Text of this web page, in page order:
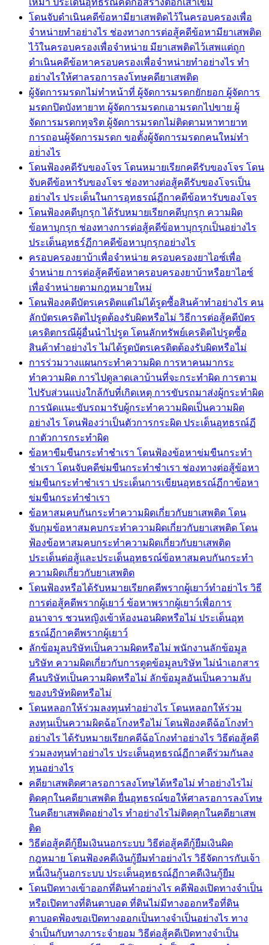
โดนจับดำเนินคดีข้อหามียาเสพติดไว้ในครอบครองเพื่อ
จำหน่ายทำอย่างไร ช่องทางการต่อสู้คดีข้อหามียาเสพติด
ไว้ในครอบครองเพื่อจำหน่าย มียาเสพติดไว้เสพแต่ถูก
ดำเนินคดีข้อหาครอบครองเพื่อจำหน่ายทำอย่างไร ทำ
อย่างไรให้ศาลรอการลงโทษคดียาเสพติด
ผู้จัดการมรดกไม่ทำหน้าที่ ผู้จัดการมรดกยักยอก ผู้จัดการ
มรดกปิดบังทายาท ผู้จัดการมรดกเอามรดกไปขาย ผู้
จัดการมรดกทุจริต ผู้จัดการมรดกไม่ติดตามหาทายาท
การถอนผู้จัดการมรดก ขอตั้งผู้จัดการมรดกคนใหม่ทำ
อย่่างไร
โดนฟ้องคดีรับของโจร โดนหมายเรียกคดีรับของโจร โดน
จับคดีข้อหารับของโจร ช่องทางต่อสู้คดีรับของโจรเป็น
อย่างไร ประเด็นในการอุทธรณ์ฏีกาคดีข้อหารับของโจร
โดนฟ้องคดีบุกรุก ได้รับหมายเรียกคดีบุกรุก ความผิด
ข้อหาบุกรุก ช่องทางการต่อสู้คดีข้อหาบุกรุกเป็นอย่างไร
ประเด็นอุทธร์ฏีกาคดีข้อหาบุกรุกอย่างไร
ครอบครองยาบ้าเพื่อจำหน่าย ครอบครองยาไอซ์เพื่อ
จำหน่าย การต่อสู้คดีข้อหาครอบครองยาบ้าหรือยาไอซ์
เพื่อจำหน่ายตามกฎหมายใหม่
โดนฟ้องคดีบัตรเครดิตแต่ไม่ได้รูดซื้อสินค้าทำอย่างไร คน
ลักบัตรเครดิตไปรูดต้องรับผิดหรือไม่ วิธีการต่อสู้คดีบัตร
เครดิตกรณีผู้อื่นนำไปรูด โดนลักทรัพย์เครดิตไปรูดซื้อ
สินค้าทำอย่างไร ไม่ได้รูดบัตรเครดิตต้องรับผิดหรือไม่
การร่วมวางแผนกระทำความผิด การหาคนมากระ
ทำความผิด การไปดูลาดเลาบ้านที่จะกระทำผิด การตาม
ไปรับส่วนแบ่งใกล้กับที่เกิดเหตุ การขับรถมาส่งผู้กระทำผิด
การนัดแนะขับรถมารับผู้กระทำความผิดเป็นความผิด
อย่างไร โดนฟ้องว่าเป็นตัวการกระผิด ประเด็นอุทธรณ์ฏี
กาตัวการกระทำผิด
ข้อหาขืมขืนกระทำชำเรา โดนฟ้องข้อหาข่มขืนกระทำ
ชำเรา โดนจับคดีข่มขืนกระทำชำเรา ช่องทางต่อสู้ข้อหา
ข่มขืนกระทำชำเรา ประเด็นการเขียนอุทธรณ์ฏีกาข้อหา
ข่มขืนกระทำชำเรา
ข้อหาสมคบกันกระทำความผิดเกี่ยวกับยาเสพติด โดน
จับกุมข้อหาสมคบกระทำความผิดเกี่ยวกับยาเสพติด โดน
ฟ้องข้อหาสมคบกระทำความผิดเกี่ยวกับยาเสพติด
ประเด็นต่อสู้และประเด็นอุทธรณ์ข้อหาสมคบกันกระทำ
ความผิดเกี่ยวกับยาเสพติด
โดนฟ้องหรือได้รับหมายเรียกคดีพรากผู้เยาว์ทำอย่าไร วิธี
การต่อสู้คดีพรากผู้เยาว์ ข้อหาพรากผู้เยาว์เพื่อการ
อนาจาร ชวนหญิงเข้าห้องนอนผิดหรือไม่ ประเด็นอุท
ธรณ์ฏีกาคดีพรากผู้เยาว์
ลักข้อมูลบริษัทเป็นความผิดหรือไม่ พนักงานลักข้อมูล
บริษัท ความผิดเกี่ยวกับการดูดข้อมูลบริษัท ไม่นำเอกสาร
คืนบริษัทเป็นความผิดหรือไม่ ลักข้อมูลอันเป็นความลับ
ของบริษัทผิดหรือไม่
โดนหลอกให้ร่วมลงทุนทำอย่างไร โดนหลอกให้ร่วม
ลงทุนเป็นความผิดฉ้อโกงหรือไม่ โดนฟ้องคดีฉ้อโกงทำ
อย่างไร ได้รับหมายเรียกคดีฉ้อโกงทำอย่างไร วิธีต่อสู้คดี
ร่วมลงทุนทำอย่างไร ประเด็นอุทธรณ์ฏีกาคดีร่วมกันลง
ทุนอย่างไร
คดียาเสพติดศาลรอการลงโทษได้หรือไม่ ทำอย่างไรไม่
ติดคุกในคดียาเสพติด ยื่นอุทธรณ์ขอให้ศาลรอการลงโทษ
ในคดียาเสพติดอย่างไร ทำอย่างไรไม่ติดคุกในคดียาเสพ
ติด
วิธีต่อสู้คดีกู้ยืมเงินนอกระบบ วิธีต่อสู้คดีกู้ยืมเงินผิด
กฎหมาย โดนฟ้องคดีเงินกู้ยืมทำอย่างไร วิธีจัดการกับเจ้า
หนี้เงินกู้นอกระบบ ประเด็นอุทธรณ์ฏีกาคดีเงินกู้ยืม
โดนปิดทางเข้าออกที่ดินทำอย่างไร คดีฟ้องเปิดทางจำเป็น
หรือเปิดทางที่ดินตาบอด ที่ดินไม่มีทางออกหรือที่ดิน
ตาบอดฟ้องขอเปิดทางออกเป็นทางจำเป็นอย่างไร ทาง
จำเป็นกับทางภาระจำยอม วิธีต่อสู้คดีเปิดทางจำเป็น